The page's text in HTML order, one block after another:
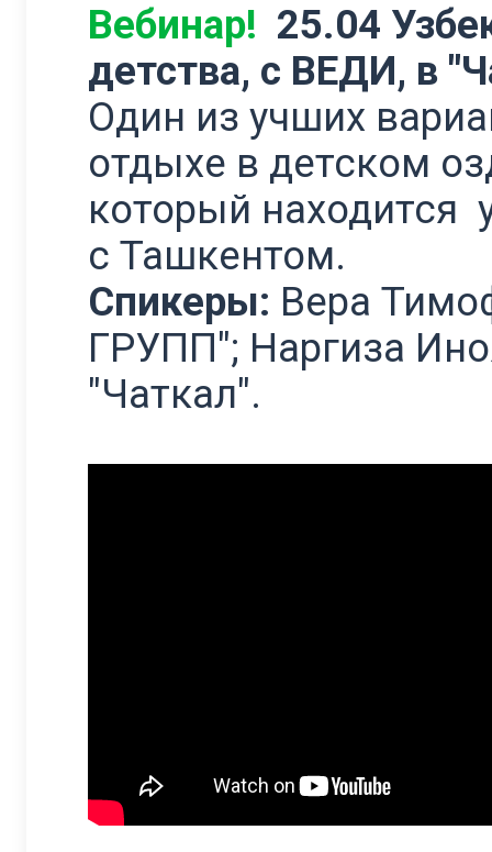
Вебинар! 25.04
детства, с ВЕДИ, в
Один из учших
отдыхе в детском
который находится
с Ташкентом.
Спикеры: Вера
ГРУПП"; Наргиза
"Чаткал".